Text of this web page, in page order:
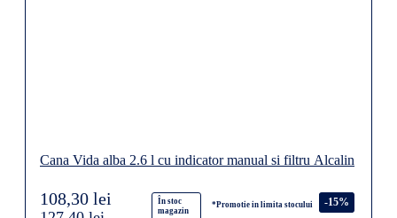
Cana Vida alba 2.6 l cu indicator manual si filtru Alcalin
În stoc
magazin
*Promotie in limita stocului -15%
108,30 lei